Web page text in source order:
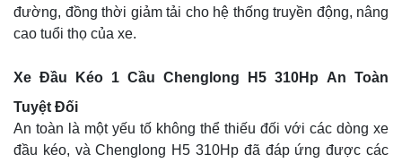
đường, đồng thời giảm tải cho hệ thống truyền động, nâng
cao tuổi thọ của xe.
Xe Đầu Kéo 1 Cầu Chenglong H5 310Hp An Toàn
Tuyệt Đối
An toàn là một yếu tố không thể thiếu đối với các dòng xe
đầu kéo, và Chenglong H5 310Hp đã đáp ứng được các